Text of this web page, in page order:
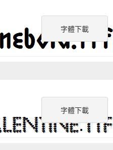
字體下載
字體下載